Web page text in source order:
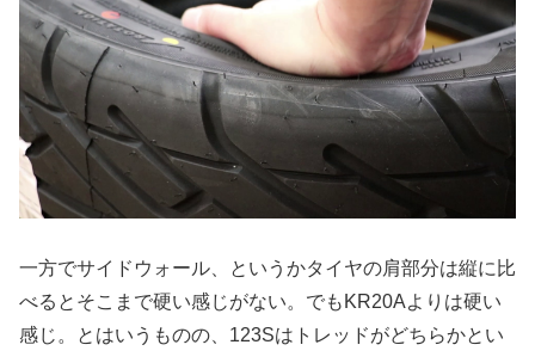
一方でサイドウォール、というかタイヤの肩部分は縦に比
べるとそこまで硬い感じがない。でもKR20Aよりは硬い
感じ。とはいうものの、123Sはトレッドがどちらかとい